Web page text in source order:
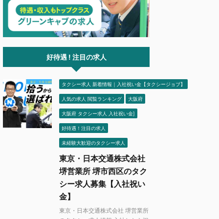
あり。給与保証のある会
べば未経験でも安心
でタクシーの求人を探し
けれど、どの会社を選べ
のか分からない」「神奈
結論からお伝えする
浜・神奈川県はタクシー
おいて首都圏の中でもと
用サイトに具体的な数値の公開
はありません。 ② 公式サイト
で確認できる年収ボリュームゾ
ーンは隔日勤務で約433万円〜
687万円、配属後6ヶ月間の給
谷・羽田・板橋・吉祥寺の各営
業所は公式採用サイトで確認済
み。大森営 ...
好待遇 ! 注目の求人
タクシー求人 新着情報｜入社祝い金【タクシージョブ】
人気の求人 閲覧ランキング 大阪府
大阪府 タクシー求人 入社祝い金]
好待遇！注目の求人
未経験大歓迎のタクシー求人
東京・日本交通株式会社
堺営業所 堺市西区のタク
シー求人募集【入社祝い
金】
東京・日本交通株式会社 堺営業所